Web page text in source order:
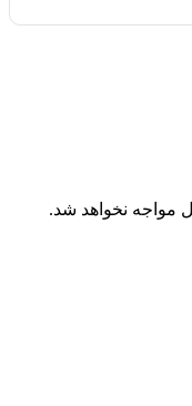
مواجه نخواهد شد.